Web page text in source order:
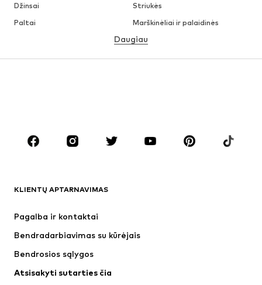
Džinsai
Striukės
Paltai
Marškinėliai ir palaidinės
Apatiniai
Aksesuarai
Premium
Naujienos
Marškinėliai ir palaidinės
Striukės
Megztiniai ir megzti drabužiai
Apatiniai
Paltai
Daugiau
KLIENTŲ APTARNAVIMAS
Pagalba ir kontaktai
Bendradarbiavimas su kūrėjais
Bendrosios sąlygos
Atsisakyti sutarties čia